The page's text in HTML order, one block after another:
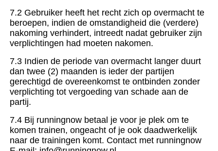
7.2 Gebruiker heeft het recht zich op overmacht te
beroepen, indien de omstandigheid die (verdere)
nakoming verhindert, intreedt nadat gebruiker zijn
verplichtingen had moeten nakomen.
7.3 Indien de periode van overmacht langer duurt
dan twee (2) maanden is ieder der partijen
gerechtigd de overeenkomst te ontbinden zonder
verplichting tot vergoeding van schade aan de
partij.
7.4 Bij runningnow betaal je voor je plek om te
komen trainen, ongeacht of je ook daadwerkelijk
naar de trainingen komt. Contact met runningnow